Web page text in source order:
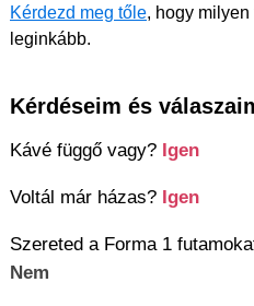
Kérdezd meg tőle, hogy
leginkább.
Kérdéseim és
Kávé függő vagy? Igen
Voltál már házas? Igen
Szereted a Forma 1
Nem